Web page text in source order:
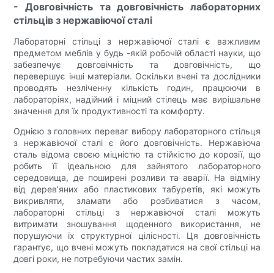
- Довговічність та довговічність лабораторних
стільців з нержавіючої сталі
Лабораторні стільці з нержавіючої сталі є важливим
предметом меблів у будь -якій робочій області науки, що
забезпечує довговічність та довговічність, що
перевершує інші матеріали. Оскільки вчені та дослідники
проводять незліченну кількість годин, працюючи в
лабораторіях, надійний і міцний стілець має вирішальне
значення для їх продуктивності та комфорту.
Однією з головних переваг вибору лабораторного стільця
з нержавіючої сталі є його довговічність. Нержавіюча
сталь відома своєю міцністю та стійкістю до корозії, що
робить її ідеальною для зайнятого лабораторного
середовища, де поширені розливи та аварії. На відміну
від дерев’яних або пластикових табуретів, які можуть
викривляти, зламати або розбиватися з часом,
лабораторні стільці з нержавіючої сталі можуть
витримати зношування щоденного використання, не
порушуючи їх структурної цілісності. Ця довговічність
гарантує, що вчені можуть покладатися на свої стільці на
довгі роки, не потребуючи частих замін.